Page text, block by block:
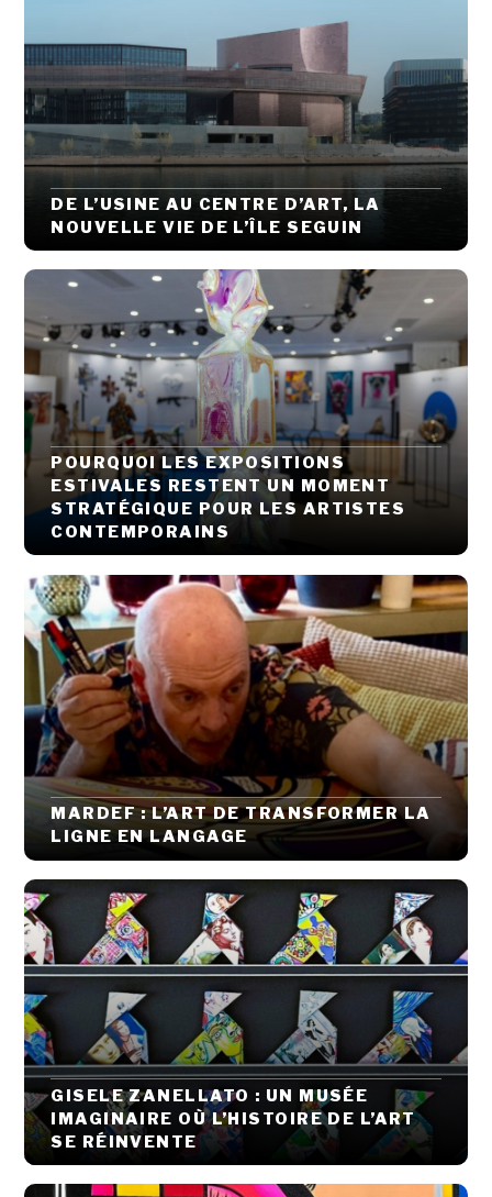
DE L’USINE AU CENTRE D’ART, LA
NOUVELLE VIE DE L’ÎLE SEGUIN
POURQUOI LES EXPOSITIONS
ESTIVALES RESTENT UN MOMENT
STRATÉGIQUE POUR LES ARTISTES
CONTEMPORAINS
MARDEF : L’ART DE TRANSFORMER LA
LIGNE EN LANGAGE
GISELE ZANELLATO : UN MUSÉE
IMAGINAIRE OÙ L’HISTOIRE DE L’ART
SE RÉINVENTE